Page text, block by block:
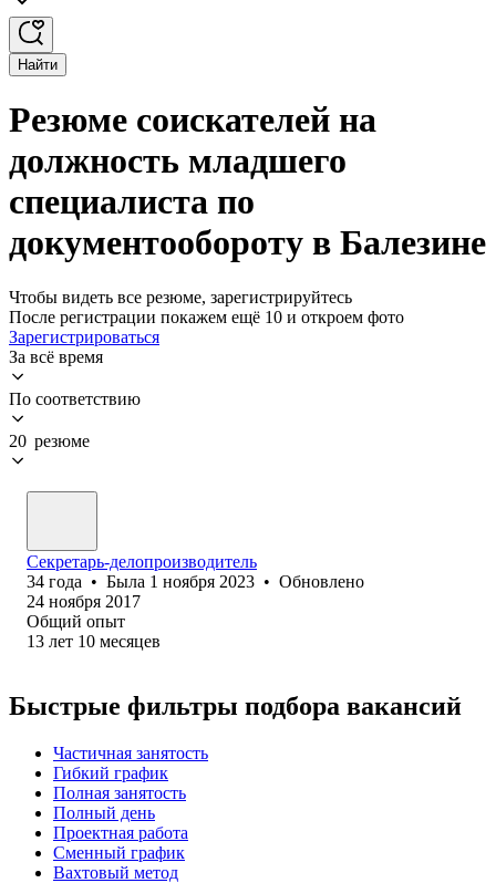
Найти
Резюме соискателей на
должность младшего
специалиста по
документообороту в Балезине
Чтобы видеть все резюме, зарегистрируйтесь
После регистрации покажем ещё 10 и откроем фото
Зарегистрироваться
За всё время
По соответствию
20 резюме
Секретарь-делопроизводитель
34 года • Была 1 ноября 2023 • Обновлено
24 ноября 2017
Общий опыт
13 лет 10 месяцев
Быстрые фильтры подбора вакансий
Частичная занятость
Гибкий график
Полная занятость
Полный день
Проектная работа
Сменный график
Вахтовый метод